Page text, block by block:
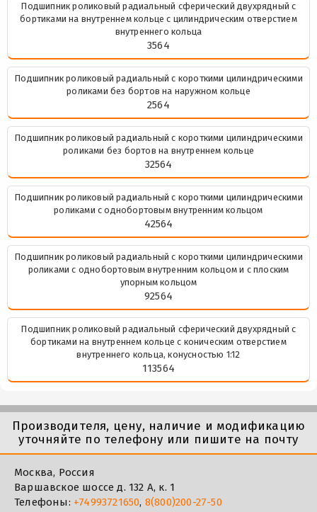
Подшипник роликовый радиальный сферический двухрядный с
бортиками на внутреннем кольце с цилиндрическим отверстием
внутреннего кольца
3564
Подшипник роликовый радиальный с короткими цилиндрическими
роликами без бортов на наружном кольце
2564
Подшипник роликовый радиальный с короткими цилиндрическими
роликами без бортов на внутреннем кольце
32564
Подшипник роликовый радиальный с короткими цилиндрическими
роликами с однобортовым внутренним кольцом
42564
Подшипник роликовый радиальный с короткими цилиндрическими
роликами с однобортовым внутренним кольцом и с плоским
упорным кольцом
92564
Подшипник роликовый радиальный сферический двухрядный с
бортиками на внутреннем кольце с коническим отверстием
внутреннего кольца, конусностью 1:12
113564
Производителя, цену, наличие и модификацию
уточняйте по телефону или пишите на почту
Москва, Россия
Варшавское шоссе д. 132 А, к. 1
Телефоны: +74993721650, 8(800)200-27-50